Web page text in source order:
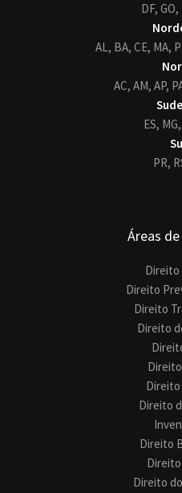
DF, GO,
AL, BA, CE, MA,
AC, AM, AP,
ES, MG,
PR,
Áreas
Direito
Direito
Direito
Direito
Direito
Direito